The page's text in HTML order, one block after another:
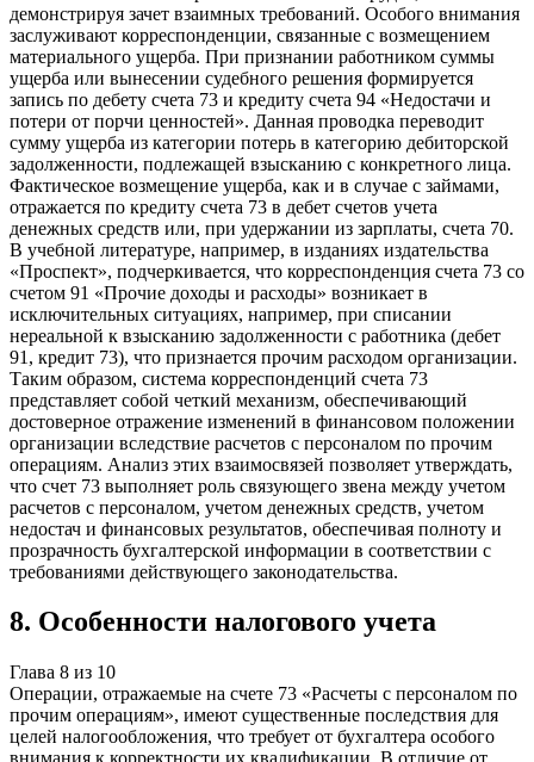
демонстрируя зачет взаимных требований. Особого внимания
заслуживают корреспонденции, связанные с возмещением
материального ущерба. При признании работником суммы
ущерба или вынесении судебного решения формируется
запись по дебету счета 73 и кредиту счета 94 «Недостачи и
потери от порчи ценностей». Данная проводка переводит
сумму ущерба из категории потерь в категорию дебиторской
задолженности, подлежащей взысканию с конкретного лица.
Фактическое возмещение ущерба, как и в случае с займами,
отражается по кредиту счета 73 в дебет счетов учета
денежных средств или, при удержании из зарплаты, счета 70.
В учебной литературе, например, в изданиях издательства
«Проспект», подчеркивается, что корреспонденция счета 73 со
счетом 91 «Прочие доходы и расходы» возникает в
исключительных ситуациях, например, при списании
нереальной к взысканию задолженности с работника (дебет
91, кредит 73), что признается прочим расходом организации.
Таким образом, система корреспонденций счета 73
представляет собой четкий механизм, обеспечивающий
достоверное отражение изменений в финансовом положении
организации вследствие расчетов с персоналом по прочим
операциям. Анализ этих взаимосвязей позволяет утверждать,
что счет 73 выполняет роль связующего звена между учетом
расчетов с персоналом, учетом денежных средств, учетом
недостач и финансовых результатов, обеспечивая полноту и
прозрачность бухгалтерской информации в соответствии с
требованиями действующего законодательства.
8. Особенности налогового учета
Глава 8 из 10
Операции, отражаемые на счете 73 «Расчеты с персоналом по
прочим операциям», имеют существенные последствия для
целей налогообложения, что требует от бухгалтера особого